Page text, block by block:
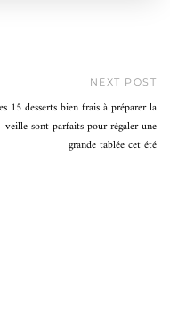
NEXT POST
15 desserts bien frais à préparer la
veille sont parfaits pour régaler une
grande tablée cet été